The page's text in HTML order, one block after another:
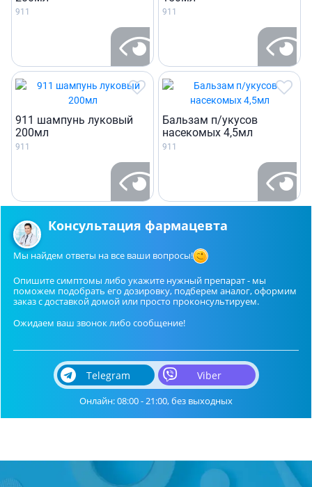
911 911
911 шампунь луковый
200мл
911
Бальзам п/укусов
насекомых 4,5мл
911
Консультация фармацевта
Мы найдем ответы на все ваши вопросы!
Опишите симптомы либо укажите нужный препарат - мы
поможем подобрать его дозировку, подберем аналог, оформим
заказ с доставкой домой или просто проконсультируем.
Ожидаем ваш звонок либо сообщение!
Telegram Viber
Онлайн: 08:00 - 21:00, без выходных